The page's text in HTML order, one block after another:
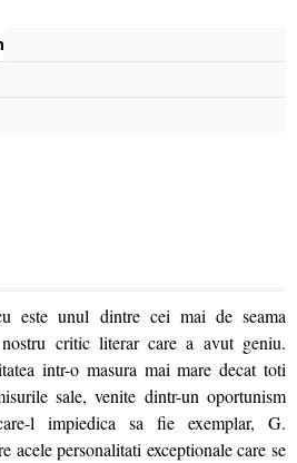
este unul dintre cei mai de seama
critic literar care a avut geniu.
intr-o masura mai mare decat toti
sale, venite dintr-un oportunism
l impiedica sa fie exemplar, G.
acele personalitati exceptionale care se